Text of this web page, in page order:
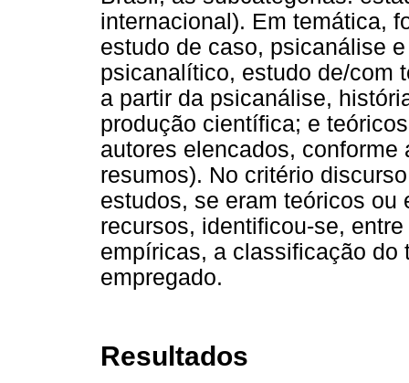
internacional). Em temática,
estudo de caso, psicanálise
psicanalítico, estudo de/com
a partir da psicanálise,
produção científica; e
autores elencados,
resumos). No critério
estudos, se eram teóricos
recursos, identificou-se,
empíricas, a classificação do
empregado.
Resultados